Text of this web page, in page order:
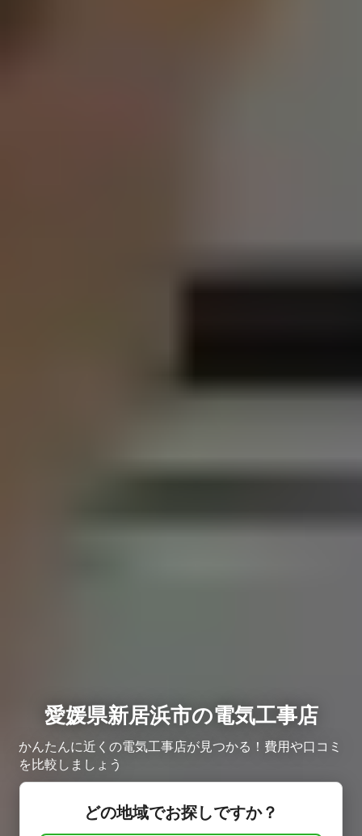
愛媛県新居浜市の電気工事店
かんたんに近くの電気工事店が見つかる！費用や口コミ
を比較しましょう
どの地域でお探しですか？